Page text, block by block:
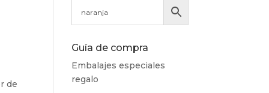
de
Guía de compra
Embalajes especiales
regalo